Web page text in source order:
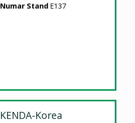
Numar Stand E137
KENDA-Korea